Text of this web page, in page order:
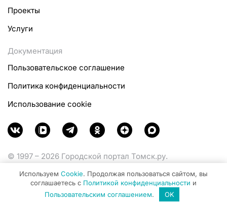
Проекты
Услуги
Документация
Пользовательское соглашение
Политика конфиденциальности
Использование cookie
© 1997 – 2026 Городской портал Томск.ру.
Министерства цифрового развития, связи и массовых
коммуникаций Российской Федерации.
Используем Cookie. Продолжая пользоваться сайтом, вы
соглашаетесь с Политикой конфиденциальности и
Пользовательским соглашением. OK